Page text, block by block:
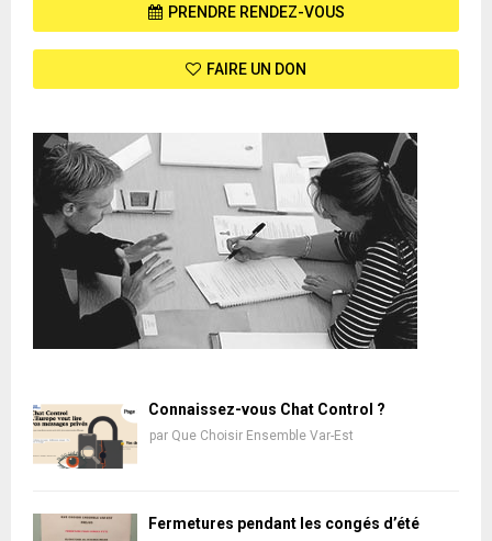
PRENDRE RENDEZ-VOUS
FAIRE UN DON
Connaissez-vous Chat Control ?
par Que Choisir Ensemble Var-Est
Fermetures pendant les congés d’été